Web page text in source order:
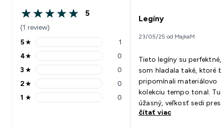
5 out of 5 stars
5
(1 review)
5 stars rating 1 reviews
5★ 1
4 stars rating 0 reviews
4★ 0
3 stars rating 0 reviews
3 ★ 0
2 stars rating 0 reviews
2★ 0
1 stars rating 0 reviews
1 ★ 0
Legíny
23/05/25 od MajkaM
Tieto legíny su
som hladala také, ktoré
pripomínali materiálovo
kolekciu tempo tonal.
úžasný, veľkosť sedi
šev na zadku krásne
čítať viac